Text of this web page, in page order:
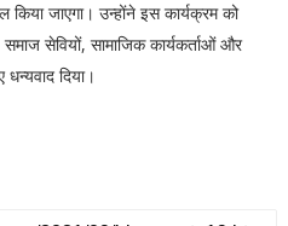
किया जाएगा। उन्होंने इस कार्यक्रम को
समाज सेवियों, सामाजिक कार्यकर्ताओं और
धन्यवाद दिया।